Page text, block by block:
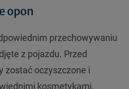
opon
przechowywaniu
z pojazdu. Przed
zostać oczyszczone i
kosmetykami.